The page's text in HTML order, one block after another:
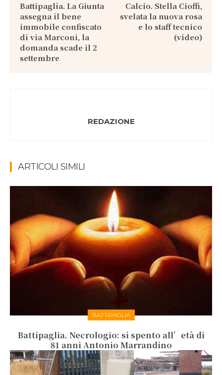
Battipaglia. La Giunta
assegna il bene
immobile confiscato
di via Marconi, la
domanda scade il 2
settembre
Calcio. Stella Cioffi,
svelata la nuova rosa
e lo staff tecnico
(video)
REDAZIONE
ARTICOLI SIMILI
BATTIPAGLIA
Battipaglia. Necrologio: si spento all’età di
81 anni Antonio Marrandino